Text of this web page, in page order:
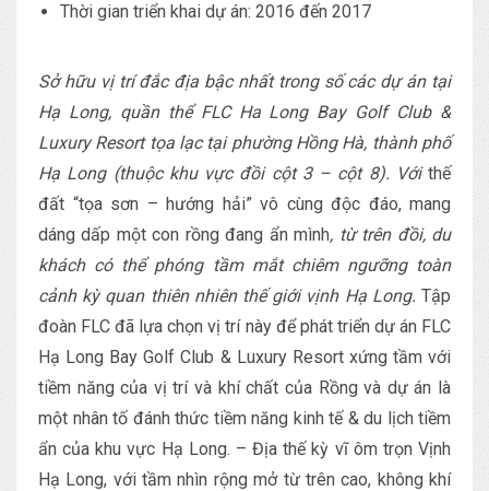
Thời gian triển khai dự án: 2016 đến 2017
Sở hữu vị trí đắc địa bậc nhất trong số các dự án tại
Hạ Long, quần thể FLC Ha Long Bay Golf Club &
Luxury Resort tọa lạc tại phường Hồng Hà, thành phố
Hạ Long (thuộc khu vực đồi cột 3 – cột 8). Với thế
đất “tọa sơn – hướng hải” vô cùng độc đáo, mang
dáng dấp một con rồng đang ẩn mình, từ trên đồi, du
khách có thể phóng tầm mắt chiêm ngưỡng toàn
cảnh kỳ quan thiên nhiên thế giới vịnh Hạ Long. Tập
đoàn FLC đã lựa chọn vị trí này để phát triển dự án FLC
Hạ Long Bay Golf Club & Luxury Resort xứng tầm với
tiềm năng của vị trí và khí chất của Rồng và dự án là
một nhân tố đánh thức tiềm năng kinh tế & du lịch tiềm
ẩn của khu vực Hạ Long. – Địa thế kỳ vĩ ôm trọn Vịnh
Hạ Long, với tầm nhìn rộng mở từ trên cao, không khí